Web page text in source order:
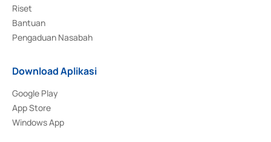
Riset
Bantuan
Pengaduan Nasabah
Download Aplikasi
Google Play
App Store
Windows App